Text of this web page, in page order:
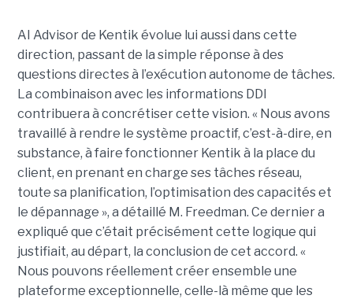
AI Advisor de Kentik évolue lui aussi dans cette
direction, passant de la simple réponse à des
questions directes à l’exécution autonome de tâches.
La combinaison avec les informations DDI
contribuera à concrétiser cette vision. « Nous avons
travaillé à rendre le système proactif, c’est-à-dire, en
substance, à faire fonctionner Kentik à la place du
client, en prenant en charge ses tâches réseau,
toute sa planification, l’optimisation des capacités et
le dépannage », a détaillé M. Freedman. Ce dernier a
expliqué que c’était précisément cette logique qui
justifiait, au départ, la conclusion de cet accord. «
Nous pouvons réellement créer ensemble une
plateforme exceptionnelle, celle-là même que les